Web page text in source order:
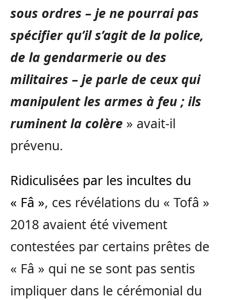
sous ordres – je ne pourrai pas
spécifier qu’il s’agit de la police,
de la gendarmerie ou des
militaires – je parle de ceux qui
manipulent les armes à feu ; ils
ruminent la colère » avait-il
prévenu.
Ridiculisées par les incultes du
« Fâ », ces révélations du « Tofâ »
2018 avaient été vivement
contestées par certains prêtes de
« Fâ » qui ne se sont pas sentis
impliquer dans le cérémonial du